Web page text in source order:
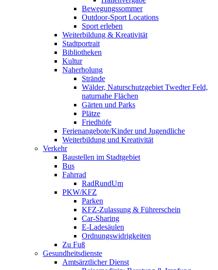
Bewegungssommer
Outdoor-Sport Locations
Sport erleben
Weiterbildung & Kreativität
Stadtportrait
Bibliotheken
Kultur
Naherholung
Strände
Wälder, Naturschutzgebiet Twedter Feld,
naturnahe Flächen
Gärten und Parks
Plätze
Friedhöfe
Ferienangebote/Kinder und Jugendliche
Weiterbildung und Kreativität
Verkehr
Baustellen im Stadtgebiet
Bus
Fahrrad
RadRundUm
PKW/KFZ
Parken
KFZ-Zulassung & Führerschein
Car-Sharing
E-Ladesäulen
Ordnungswidrigkeiten
Zu Fuß
Gesundheitsdienste
Amtsärztlicher Dienst